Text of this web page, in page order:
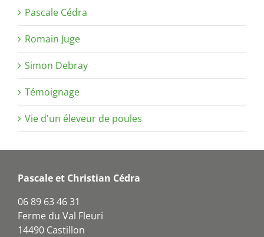
Pascale Cédra
Romain Juge
Simon Debray
Témoignage
Vie d'un éleveur de poules
Pascale et Christian Cédra
06 89 63 46 31
Ferme du Val Fleuri
14490 Castillon